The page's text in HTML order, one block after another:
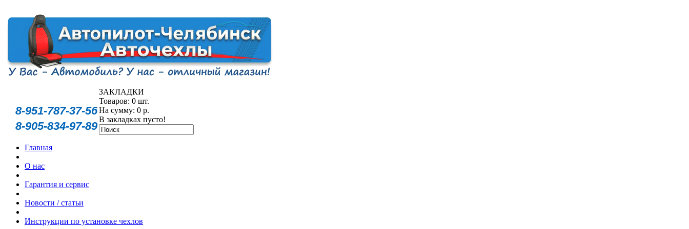
8-951-787-37-56
8-905-834-97-89
ЗАКЛАДКИ
Товаров: 0 шт.
На сумму: 0 р.
В закладках пусто!
Главная
О нас
Гарантия и сервис
Новости / статьи
Инструкции по установке чехлов